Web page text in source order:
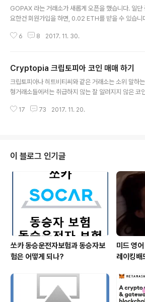
GOPAX 라는 거래소가 새롭게 오픈을 했습니다. 일단
요한건 회원가입을 하면, 0.02 ETH를 받을 수 있습니
휴대전화 인증, 2FA 인증까지 완료 하면, 0.02 이더리움
H, BTC, BCH뿐 이지만, 차트가 이쁘네요. 회원가입을
해서, 이메일을 먼저 등록 합니다. 가입한 이메일로 인
드가 옵니다. 인증코드를 입력 합니다. 아래 화면처럼 인
닉네임을 입력 합니다. 주요 이름과, 생년월일을 입력 합
6 8 2017. 11. 30.
Cryptopia 크립토피아 코인 매매 하기
크립토피아나 히트비티씨와 같은 거래소는 소위 말하
형거래소들에서는 취급하지 않는 잘 알려지지 않은 코
nz를 이용하고 있습니다. 듣보잡 코인이라도 채굴을 하
습니다. 회원가입을 하지 않으셨다면, 먼저 읽어 보고 오
요. cryptopia 회원가입 하기. cryptopia로 이체와 인
하기. Exchange > Markets 메뉴로 이동을 합니다.
rkets 화면이 있는데, 매우 복잡 합니다. 여기에서 제
저 확인해야 할 것은 왼쪽창 입니다. 왼쪽창에 기축통화
17 73 2017. 11. 20.
이 블로그 인기글
쏘카 동승운전자보험과 동승자보
험은 어떻게 되나?
미드 영
레이킹배